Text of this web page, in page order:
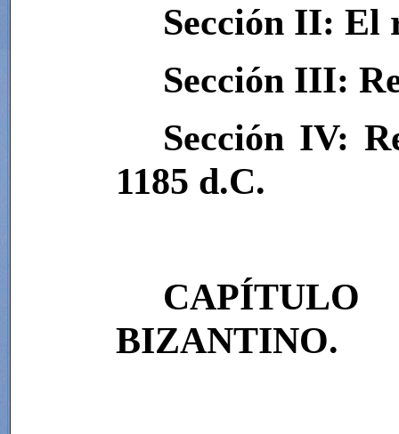
Sección II: El
Sección III:
Sección IV:
1185 d.C.
BIZANTINO.